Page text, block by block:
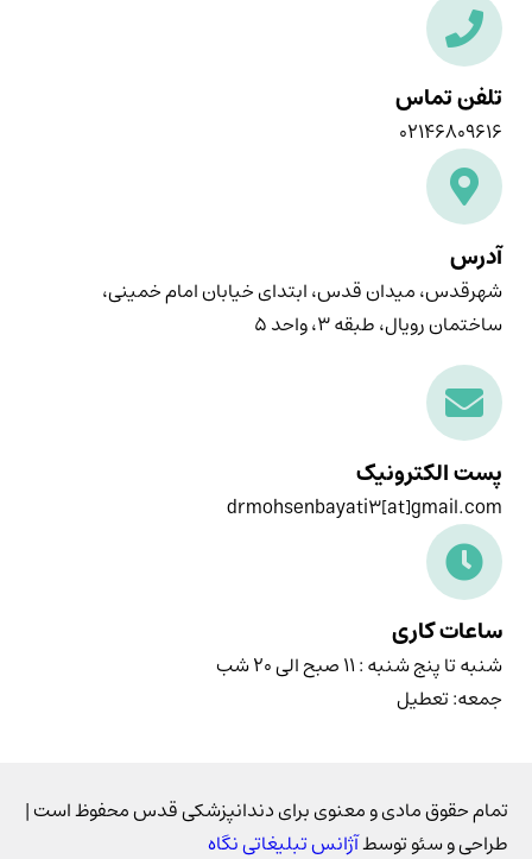
تلفن تماس
۰۲۱۴۶۸۰۹۶۱۶
آدرس
شهرقدس، میدان قدس، ابتدای خیابان امام خمینی،
ساختمان رویال، طبقه ۳، واحد ۵
پست الکترونیک
drmohsenbayati3[at]gmail.com
ساعات کاری
شنبه تا پنج شنبه : ۱۱ صبح الی ۲۰ شب
جمعه: تعطیل
تمام حقوق مادی و معنوی برای دندانپزشکی قدس محفوظ است |
طراحی و سئو توسطآژانس تبلیغاتی نگاه